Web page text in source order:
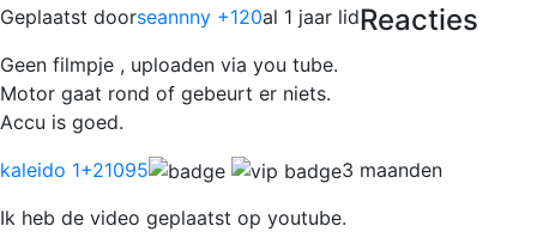
Geplaatst doorseannny +120al 1 jaar lidReacties
Geen filmpje , uploaden via you tube.
Motor gaat rond of gebeurt er niets.
Accu is goed.
kaleido 1+21095
3 maanden
Ik heb de video geplaatst op youtube.